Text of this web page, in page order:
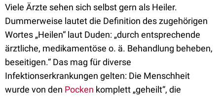
Viele Ärzte sehen sich selbst gern als Heiler.
Dummerweise lautet die Definition des zugehörigen
Wortes „Heilen“ laut Duden: „durch entsprechende
ärztliche, medikamentöse o. ä. Behandlung beheben,
beseitigen.“ Das mag für diverse
Infektionserkrankungen gelten: Die Menschheit
wurde von den Pocken komplett „geheilt“, die